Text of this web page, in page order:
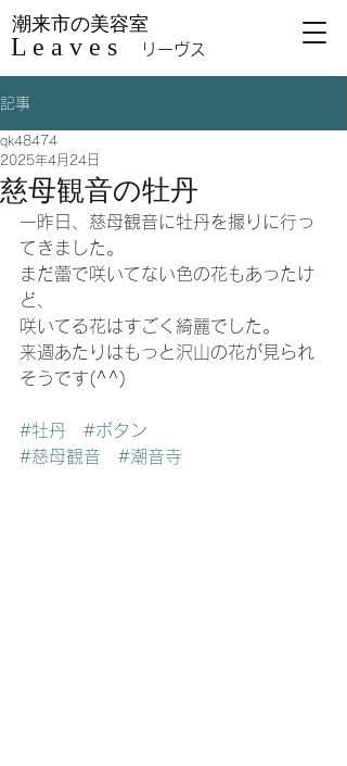
潮来市の美容室
L e a v e s リーヴス
記事
慈母観音の牡丹
qk48474
2025年4月24日
一昨日、慈母観音に牡丹を撮りに行っ
てきました。
まだ蕾で咲いてない色の花もあったけ
ど、
咲いてる花はすごく綺麗でした。
来週あたりはもっと沢山の花が見られ
そうです(^^)
#牡丹
#ボタン
#慈母観音
#潮音寺